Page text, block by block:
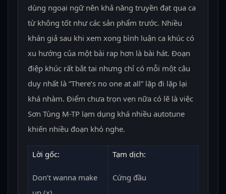
dùng ngoại ngữ nên khả năng truyền đạt qua ca
từ không tốt như các sản phẩm trước. Nhiều
khán giả sau khi xem xong bình luận ca khúc có
xu hướng của một bài rap hơn là bài hát. Đoạn
điệp khúc rất bắt tai nhưng chỉ có mỗi một câu
duy nhất là “There’s no one at all” lặp đi lặp lại
khá nhàm. Điểm chưa trọn vẹn nữa có lẽ là việc
Sơn Tùng M-TP lạm dụng khá nhiều autotune
khiến nhiều đoạn khó nghe.
Lời gốc:
Don’t wanna make
Tạm dịch:
Cứng đầu